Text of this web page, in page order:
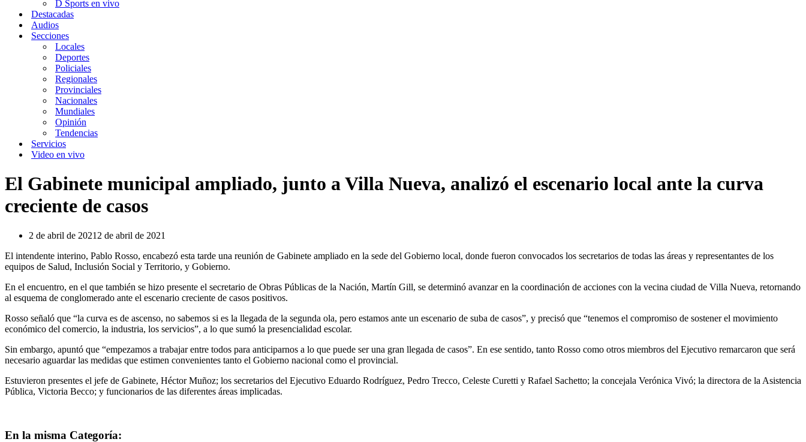
D Sports en vivo
Destacadas
Audios
Secciones
Locales
Deportes
Policiales
Regionales
Provinciales
Nacionales
Mundiales
Opinión
Tendencias
Servicios
Video en vivo
El Gabinete municipal ampliado, junto a Villa Nueva, analizó el escenario local ante la curva
creciente de casos
2 de abril de 2021 2 de abril de 2021
El intendente interino, Pablo Rosso, encabezó esta tarde una reunión de Gabinete ampliado en la sede del Gobierno local, donde fueron convocados los secretarios de todas las áreas y representantes de los
equipos de Salud, Inclusión Social y Territorio, y Gobierno.
En el encuentro, en el que también se hizo presente el secretario de Obras Públicas de la Nación, Martín Gill, se determinó avanzar en la coordinación de acciones con la vecina ciudad de Villa Nueva, retornando
al esquema de conglomerado ante el escenario creciente de casos positivos.
Rosso señaló que “la curva es de ascenso, no sabemos si es la llegada de la segunda ola, pero estamos ante un escenario de suba de casos”, y precisó que “tenemos el compromiso de sostener el movimiento
económico del comercio, la industria, los servicios”, a lo que sumó la presencialidad escolar.
Sin embargo, apuntó que “empezamos a trabajar entre todos para anticiparnos a lo que puede ser una gran llegada de casos”. En ese sentido, tanto Rosso como otros miembros del Ejecutivo remarcaron que será
necesario aguardar las medidas que estimen convenientes tanto el Gobierno nacional como el provincial.
Estuvieron presentes el jefe de Gabinete, Héctor Muñoz; los secretarios del Ejecutivo Eduardo Rodríguez, Pedro Trecco, Celeste Curetti y Rafael Sachetto; la concejala Verónica Vivó; la directora de la Asistencia
Pública, Victoria Becco; y funcionarios de las diferentes áreas implicadas.
En la misma Categoría: